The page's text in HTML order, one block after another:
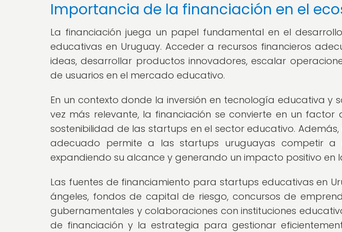
Importancia de la financiación en el
La financiación juega un papel fundamental en el
educativas en Uruguay. Acceder a recursos financieros
ideas, desarrollar productos innovadores, escalar
de usuarios en el mercado educativo.
En un contexto donde la inversión en tecnología educativa y
vez más relevante, la financiación se convierte en un
sostenibilidad de las startups en el sector educativo.
adecuado permite a las startups uruguayas competir a
expandiendo su alcance y generando un impacto positivo en
Las fuentes de financiamiento para startups educativas en
ángeles, fondos de capital de riesgo, concursos de
gubernamentales y colaboraciones con instituciones
de financiación y la estrategia para gestionar